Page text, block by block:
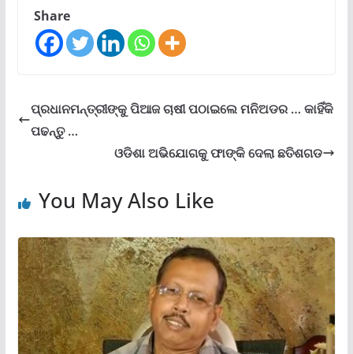
Share
ପ୍ରଧାନମନ୍ତ୍ରୀଙ୍କୁ ପିଆଜ ଚାଷୀ ପଠାଇଲେ ମନିଅଡର … କାହିଁକି
ପଢନ୍ତୁ …
ଓଡିଶା ଅଭିଯୋଗକୁ ଫାଙ୍କି ଦେଲା ଛତିଶଗଡ
You May Also Like